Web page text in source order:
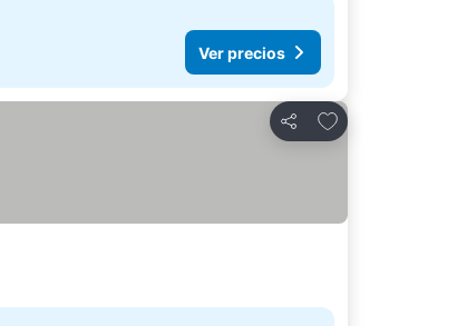
Ver precios
Compartir
Añadir a favoritos